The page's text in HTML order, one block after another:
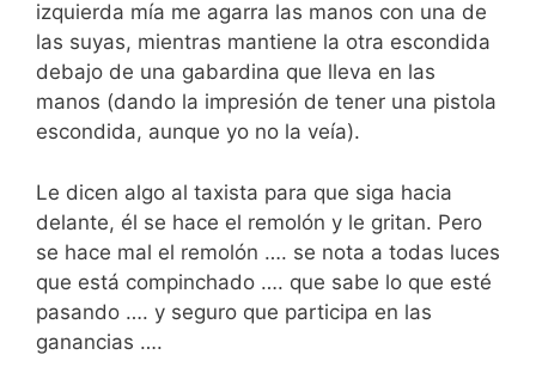
izquierda mía me agarra las manos con una de
las suyas, mientras mantiene la otra escondida
debajo de una gabardina que lleva en las
manos (dando la impresión de tener una pistola
escondida, aunque yo no la veía).
Le dicen algo al taxista para que siga hacia
delante, él se hace el remolón y le gritan. Pero
se hace mal el remolón …. se nota a todas luces
que está compinchado …. que sabe lo que esté
pasando …. y seguro que participa en las
ganancias ….